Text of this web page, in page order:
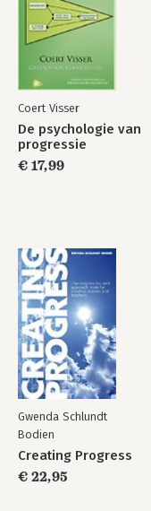
Handboek
Progressiegericht
Bekijk alle boeken
Coert Visser
De psychologie van
progressie
€ 17,99
Gwenda Schlundt
Bodien
Creating Progress
€ 22,95